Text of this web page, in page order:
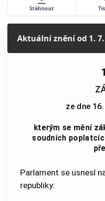
Stáhnout
Aktuální zněníod 1.
ze dne
kterým se mění
soudních
Parlament se usnesl
republiky: